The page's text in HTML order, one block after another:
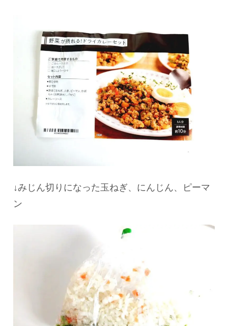
↓みじん切りになった玉ねぎ、にんじん、ピーマ
ン